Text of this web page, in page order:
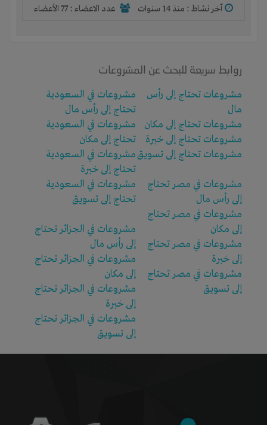
آخر نشاط : منذ 14 سنوات عدد الاعضاء : 77 الأعضاء
روابط سريعة للبحث عن المشروعات
مشروعات تحتاج إلى رأس
مال
مشروعات تحتاج إلى مكان
مشروعات تحتاج إلى خبرة
مشروعات تحتاج إلى تسويق
مشروعات في مصر تحتاج
إلى رأس مال
مشروعات في مصر تحتاج
إلى مكان
مشروعات في مصر تحتاج
إلى خبرة
مشروعات في مصر تحتاج
إلى تسويق
مشروعات في السعودية
تحتاج إلى رأس مال
مشروعات في السعودية
تحتاج إلى مكان
مشروعات في السعودية
تحتاج إلى خبرة
مشروعات في السعودية
تحتاج إلى تسويق
مشروعات في الجزائر تحتاج
إلى رأس مال
مشروعات في الجزائر تحتاج
إلى مكان
مشروعات في الجزائر تحتاج
إلى خبرة
مشروعات في الجزائر تحتاج
إلى تسويق